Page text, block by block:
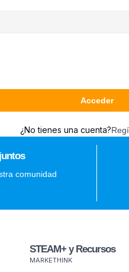
Acceder
¿No tienes una cuenta?
comunidad
STEAM+ y Recursos
MARKETHINK